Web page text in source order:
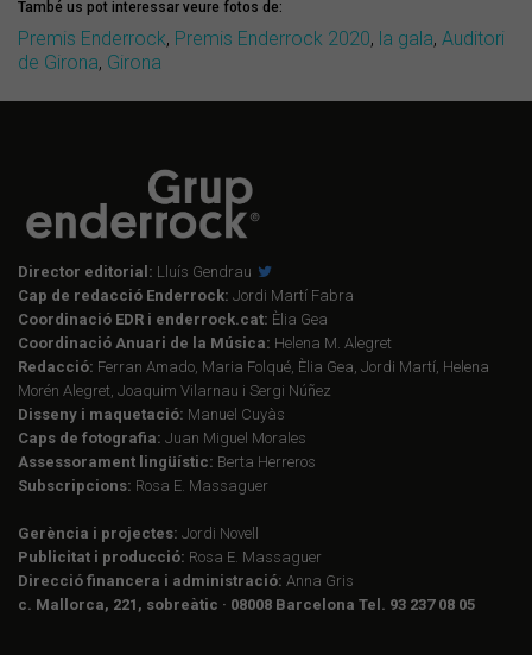
També us pot interessar veure fotos de:
Premis Enderrock, Premis Enderrock 2020, la gala, Auditori
de Girona, Girona
Director editorial: Lluís Gendrau
Cap de redacció Enderrock: Jordi Martí Fabra
Coordinació EDR i enderrock.cat: Èlia Gea
Coordinació Anuari de la Música: Helena M. Alegret
Redacció: Ferran Amado, Maria Folqué, Èlia Gea, Jordi Martí, Helena
Morén Alegret, Joaquim Vilarnau i Sergi Núñez
Disseny i maquetació: Manuel Cuyàs
Caps de fotografia: Juan Miguel Morales
Assessorament lingüístic: Berta Herreros
Subscripcions: Rosa E. Massaguer
Gerència i projectes: Jordi Novell
Publicitat i producció: Rosa E. Massaguer
Direcció financera i administració: Anna Gris
c. Mallorca, 221, sobreàtic · 08008 Barcelona Tel. 93 237 08 05